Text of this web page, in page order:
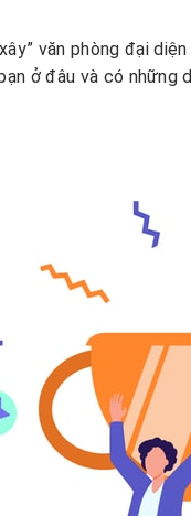
văn phòng đại
ở đâu và có